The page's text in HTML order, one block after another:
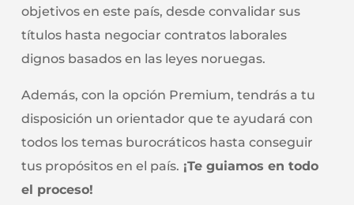
objetivos en este país, desde convalidar sus
títulos hasta negociar contratos laborales
dignos basados en las leyes noruegas.
Además, con la opción Premium, tendrás a tu
disposición un orientador que te ayudará con
todos los temas burocráticos hasta conseguir
tus propósitos en el país. ¡Te guiamos en todo
el proceso!